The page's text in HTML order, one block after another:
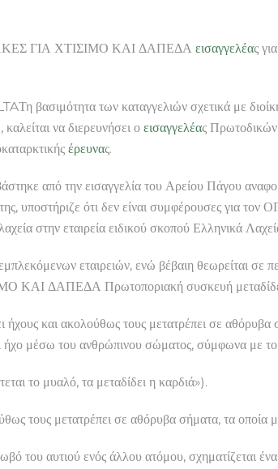
ΓΙΑ ΧΤΙΣΙΜΟ ΚΑΙ ΔΑΠΕΔΑ εισαγγελέας
βασιμότητα των καταγγελιών σχετικά με
να διερευνήσει ο εισαγγελέας Πρωτοδικών
έρευνας.
από την εισαγγελία του Αρείου Πάγου
υποστήριζε ότι δεν είναι συμφέρουσες για
λαχεία στην εταιρεία ειδικού σκοπού
εταιρειών, ενώ βέβαιη θεωρείται
ΔΑΠΕΔΑ Πρωτοποριακή συσκευή μεταδίδει
και ακολούθως τους μετατρέπει σε αθόρυβα
ήχο μέσω του ανθρώπινου σώματος, σύμφωνα με
το μυαλό, τα μεταδίδει η καρδιά»).
τους μετατρέπει σε αθόρυβα σήματα, τα
του αυτιού ενός άλλου ατόμου, σχηματίζεται